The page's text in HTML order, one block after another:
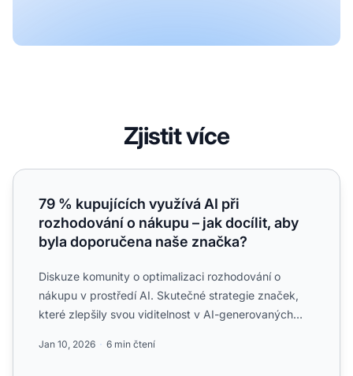
Zjistit více
79 % kupujících využívá AI při rozhodování o nákupu –
79 % kupujících využívá AI při
rozhodování o nákupu – jak docílit, aby
byla doporučena naše značka?
Diskuze komunity o optimalizaci rozhodování o
nákupu v prostředí AI. Skutečné strategie značek,
které zlepšily svou viditelnost v AI-generovaných
Jan 10, 2026 6 min čtení